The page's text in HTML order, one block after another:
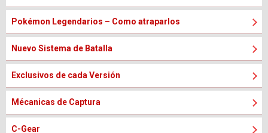
Pokémon Legendarios – Como atraparlos
Nuevo Sistema de Batalla
Exclusivos de cada Versión
Mécanicas de Captura
C-Gear